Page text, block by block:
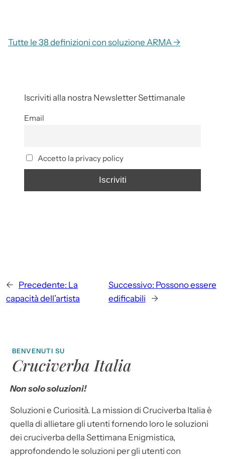
Tutte le 38 definizioni con soluzione ARMA →
Iscriviti alla nostra Newsletter Settimanale
Email
Accetto la privacy policy
← Precedente: La
capacità dell’artista
Successivo: Possono essere
edificabili
→
BENVENUTI SU
Cruciverba Italia
Non solo soluzioni!
Soluzioni e Curiosità. La mission di Cruciverba Italia è
quella di allietare gli utenti fornendo loro le soluzioni
dei cruciverba della Settimana Enigmistica,
approfondendo le soluzioni per gli utenti con